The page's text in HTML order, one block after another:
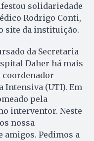
solidariedade
Rodrigo Conti,
site da instituição.
da Secretaria
Daher há mais
coordenador
Intensiva (UTI). Em
pela
interventor. Neste
nossa
amigos. Pedimos a